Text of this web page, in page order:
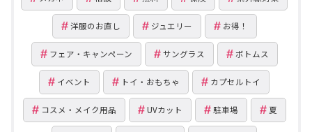
洋服のお直し ジュエリー お得！
フェア・キャンペーン サングラス ボトムス
イベント トイ・おもちゃ カプセルトイ
コスメ・メイク用品 UVカット 駐車場 夏